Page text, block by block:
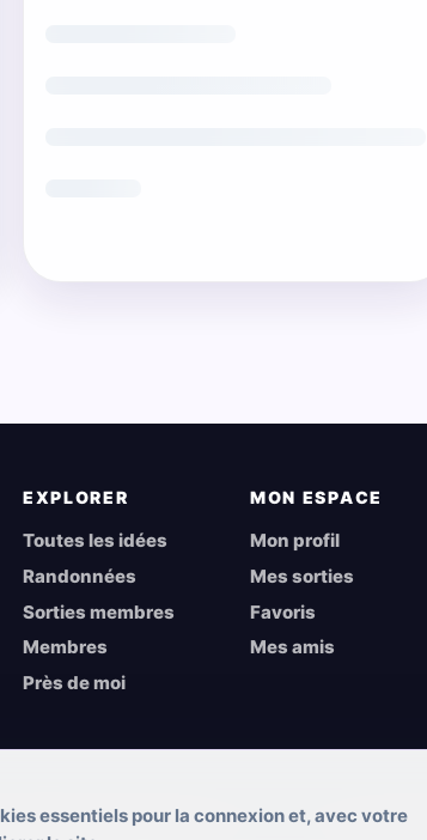
EXPLORER
Toutes les idées
Randonnées
Sorties membres
Membres
Près de moi
MON ESPACE
Mon profil
Mes sorties
Favoris
Mes amis
essentiels pour la connexion et, avec votre